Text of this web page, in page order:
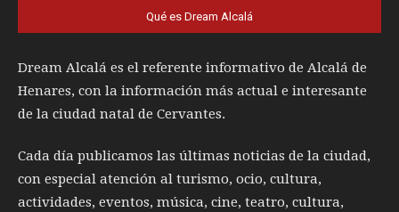
Qué es Dream Alcalá
Dream Alcalá es el referente informativo de Alcalá de
Henares, con la información más actual e interesante
de la ciudad natal de Cervantes.
Cada día publicamos las últimas noticias de la ciudad,
con especial atención al turismo, ocio, cultura,
actividades, eventos, música, cine, teatro, cultura,